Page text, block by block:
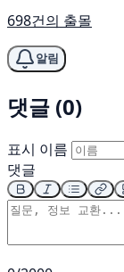
698건의 출몰
알림
댓글 (0)
표시 이름
댓글